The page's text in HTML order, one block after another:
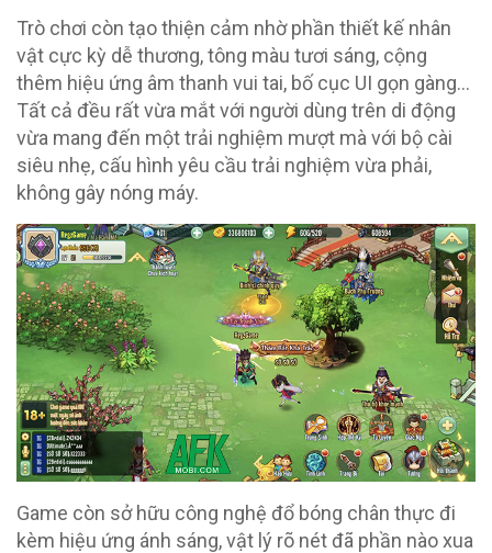
Trò chơi còn tạo thiện cảm nhờ phần thiết kế nhân
vật cực kỳ dễ thương, tông màu tươi sáng, cộng
thêm hiệu ứng âm thanh vui tai, bố cục UI gọn gàng…
Tất cả đều rất vừa mắt với người dùng trên di động
vừa mang đến một trải nghiệm mượt mà với bộ cài
siêu nhẹ, cấu hình yêu cầu trải nghiệm vừa phải,
không gây nóng máy.
Game còn sở hữu công nghệ đổ bóng chân thực đi
kèm hiệu ứng ánh sáng, vật lý rõ nét đã phần nào xua